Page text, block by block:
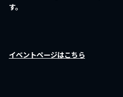
す。
イベントページはこちら